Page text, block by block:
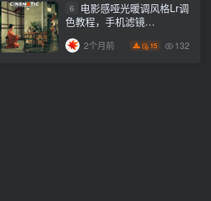
6
电影感哑光暖调风格Lr调
色教程，手机滤镜
PS+Lightroom预设下载！
2个月前 15 132